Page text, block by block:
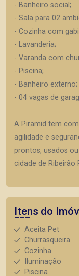
- Banheiro social;
- Sala para 02
- Cozinha com
- Lavanderia;
- Varanda com
- Piscina;
- Banheiro externo;
- 04 vagas de
A Piramid tem
agilidade e
prontos, usados
cidade de Ribeirão
Itens do
Aceita Pet
Churrasqueira
Cozinha
Iluminação
Piscina